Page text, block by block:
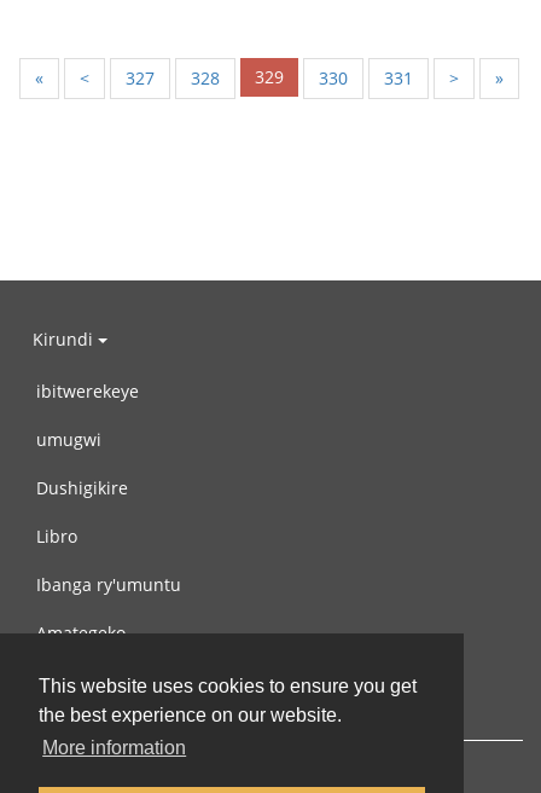
This website uses cookies to ensure you get
the best experience on our website.
More information
« < 327 328 329 330 331 > »
Kirundi
ibitwerekeye
umugwi
Dushigikire
Libro
Ibanga ry'umuntu
Amategeko
Turondere